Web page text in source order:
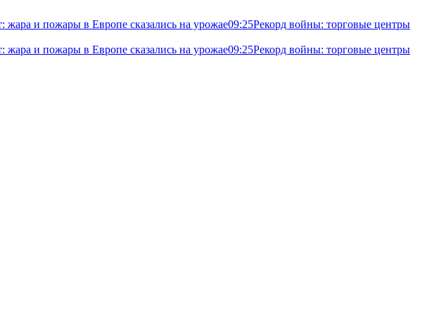
жара и пожары в Европе сказались на урожае09:25Рекорд войны: торговые центры
жара и пожары в Европе сказались на урожае09:25Рекорд войны: торговые центры